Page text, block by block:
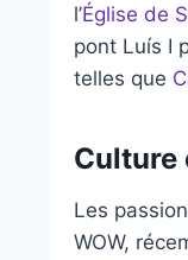
l’Église de
pont Luís I
telles que
Culture
Les
WOW,